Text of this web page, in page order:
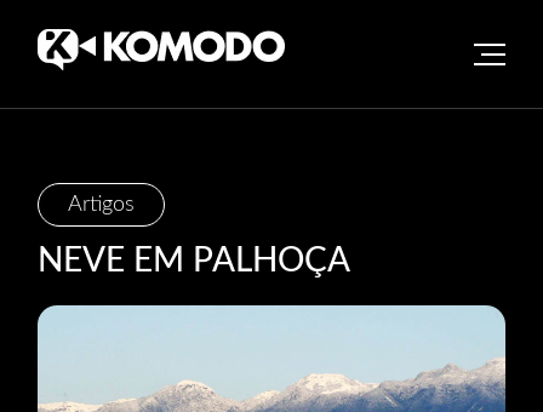
content
Artigos
NEVE EM PALHOÇA